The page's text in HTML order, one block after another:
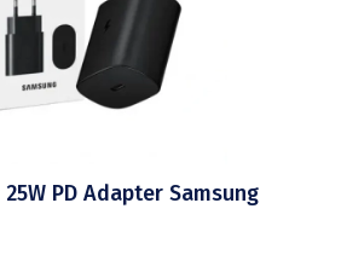
PD Adapter Samsung